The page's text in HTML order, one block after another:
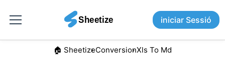
iniciar Sessió
🏠︎ SheetizeConversionXls To Md